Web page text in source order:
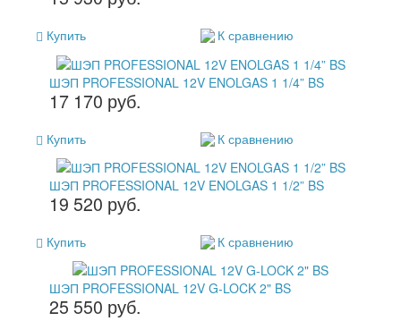
Купить К сравнению
ШЭП PROFESSIONAL 12V ENOLGAS 1 1/4” BS
17 170 руб.
Купить К сравнению
ШЭП PROFESSIONAL 12V ENOLGAS 1 1/2” BS
19 520 руб.
Купить К сравнению
ШЭП PROFESSIONAL 12V G-LOCK 2" BS
25 550 руб.